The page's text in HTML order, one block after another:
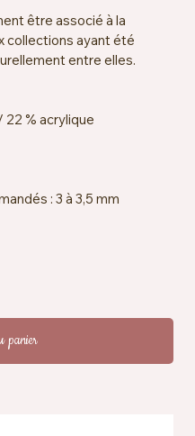
être associé à la
collections ayant été
entre elles.
% acrylique
: 3 à 3,5 mm
100
à 40 °C
panier